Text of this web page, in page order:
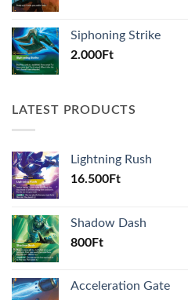
Siphoning Strike
2.000Ft
LATEST PRODUCTS
Lightning Rush
16.500Ft
Shadow Dash
800Ft
Acceleration Gate